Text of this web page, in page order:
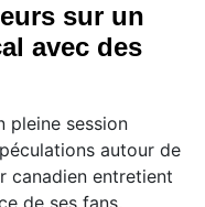
sur un
avec des
pleine session
autour de
canadien entretient
de ses fans,